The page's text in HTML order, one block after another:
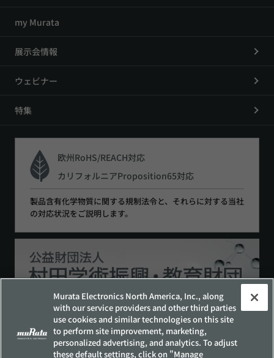
my Murata
展示会情報
ウェビナー
特集
欧州RoHS/REACH対応
カリフォルニアProposition65対応
製品含有化学物質に関する規制法令と、それらに対する当社
の対応状況をご説明します。
サイトポリシー
ソーシャルメディアポリシー
個人情報保護方針
Murata Electronics North America, Inc., along
with our service providers and other third parties
use cookies and similar technologies on this site
to perform site improvement, marketing,
personalized advertising, and analytics. To adjust
these default settings, click on "Manage